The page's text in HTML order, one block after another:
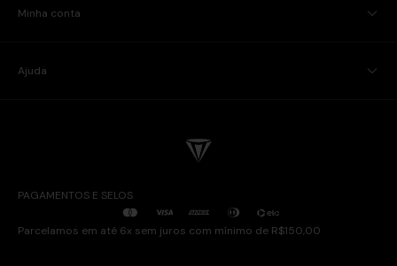
Minha conta
Ajuda
PAGAMENTOS E SELOS
Parcelamos em até 6x sem juros com mínimo de R$150,00